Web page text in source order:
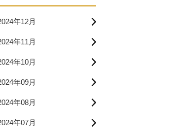
年12月
年11月
年10月
年09月
年08月
年07月